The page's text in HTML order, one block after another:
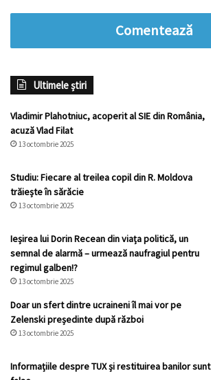
Comentează
Ultimele știri
Vladimir Plahotniuc, acoperit al SIE din România,
acuză Vlad Filat
13 octombrie 2025
Studiu: Fiecare al treilea copil din R. Moldova
trăiește în sărăcie
13 octombrie 2025
Ieșirea lui Dorin Recean din viața politică, un
semnal de alarmă – urmează naufragiul pentru
regimul galben!?
13 octombrie 2025
Doar un sfert dintre ucraineni îl mai vor pe
Zelenski președinte după război
13 octombrie 2025
Informațiile despre TUX și restituirea banilor sunt